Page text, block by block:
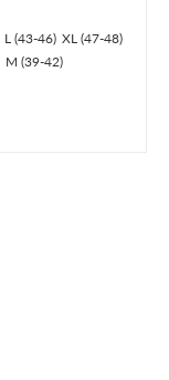
L (43-46) XL (47-48)
M (39-42)